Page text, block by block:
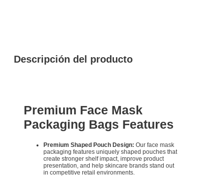
Descripción del producto
Premium Face Mask
Packaging Bags Features
Premium Shaped Pouch Design: Our face mask
packaging features uniquely shaped pouches that
create stronger shelf impact, improve product
presentation, and help skincare brands stand out
in competitive retail environments.